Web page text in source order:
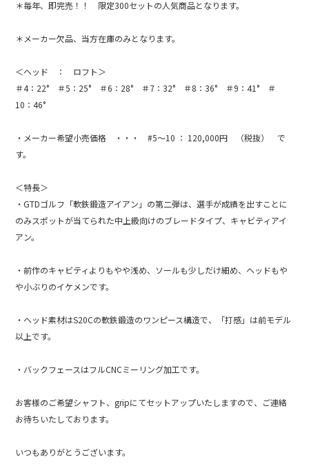
＊毎年、即完売！！ 限定300セットの人気商品となります。
＊メーカー欠品、当方在庫のみとなります。
＜ヘッド ： ロフト＞
＃4：22° ＃5：25° ＃6：28° ＃7：32° ＃8：36° ＃9：41° ＃
10：46°
・メーカー希望小売価格 ・・・ #5～10 ： 120,000円 （税抜） で
す。
＜特長＞
・GTDゴルフ「軟鉄鍛造アイアン」の第二弾は、選手が成績を出すことに
のみスポットが当てられた中上級向けのブレードタイプ、キャビティアイ
アン。
・前作のキャビティよりもやや浅め、ソールも少しだけ細め、ヘッドもや
や小ぶりのイケメンです。
・ヘッド素材はS20Cの軟鉄鍛造のワンピース構造で、「打感」は前モデル
以上です。
・バックフェースはフルCNCミーリング加工です。
お客様のご希望シャフト、gripにてセットアップいたしますので、ご連絡
お待ちいたしております。
いつもありがとうございます。